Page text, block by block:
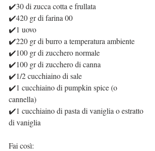
✔️30 di zucca cotta e frullata
✔️420 gr di farina 00
✔️1 uovo
✔️220 gr di burro a temperatura ambiente
✔️100 gr di zucchero normale
✔️100 gr di zucchero di canna
✔️1/2 cucchiaino di sale
✔️1 cucchiaino di pumpkin spice (o
cannella)
✔️1 cucchiaino di pasta di vaniglia o estratto
di vaniglia
Fai così: